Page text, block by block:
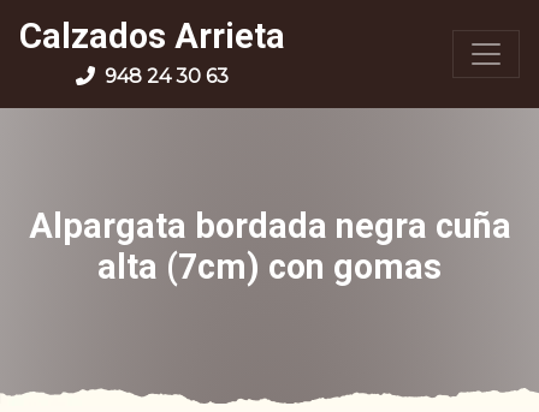
Calzados Arrieta
948 24 30 63
Alpargata bordada negra cuña
alta (7cm) con gomas